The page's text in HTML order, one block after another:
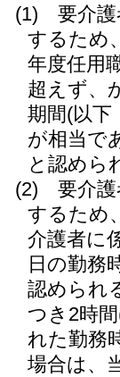
(1)
要介
するため
年度任用
超えず、
期間(以下
が相当で
と認めら
(2)
要介
するため
介護者に
日の勤務
認められ
つき2時間
れた勤務
場合は、